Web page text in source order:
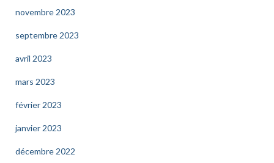
novembre 2023
septembre 2023
avril 2023
mars 2023
février 2023
janvier 2023
décembre 2022